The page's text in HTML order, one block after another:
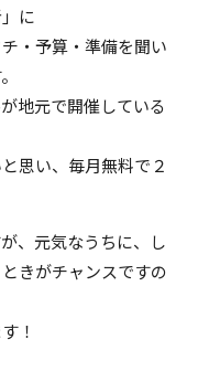
に
・予算・準備を聞い
地元で開催している
思い、毎月無料で２
、元気なうちに、し
きがチャンスですの
！